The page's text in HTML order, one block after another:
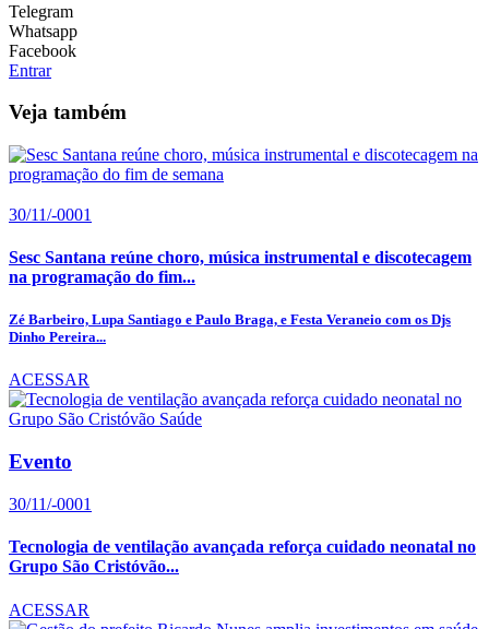
Telegram
Whatsapp
Facebook
Entrar
Veja também
30/11/-0001
Sesc Santana reúne choro, música instrumental e discotecagem
na programação do fim...
Zé Barbeiro, Lupa Santiago e Paulo Braga, e Festa Veraneio com os Djs
Dinho Pereira...
ACESSAR
Evento
30/11/-0001
Tecnologia de ventilação avançada reforça cuidado neonatal no
Grupo São Cristóvão...
ACESSAR